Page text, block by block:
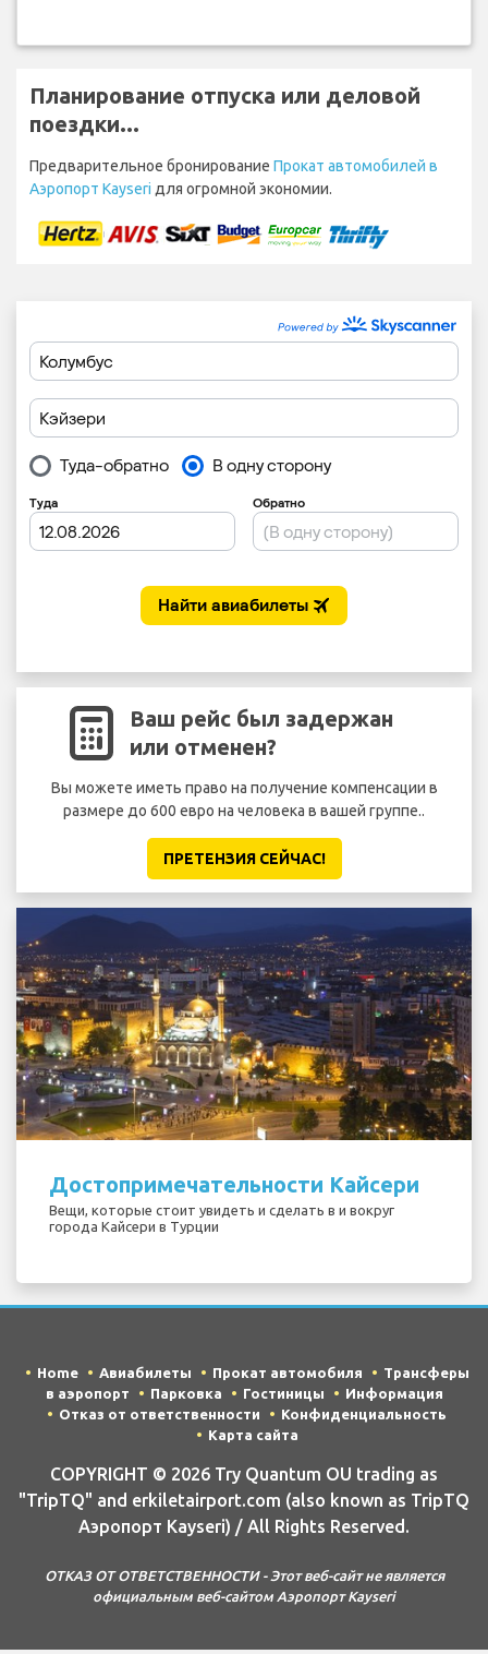
Планирование отпуска или деловой
поездки...
Предварительное бронирование Прокат автомобилей в
Аэропорт Kayseri для огромной экономии.
Ваш рейс был задержан
или отменен?
Вы можете иметь право на получение компенсации в
размере до 600 евро на человека в вашей группе..
ПРЕТЕНЗИЯ CЕЙЧАС!
Достопримечательности Кайсери
Вещи, которые стоит увидеть и сделать в и вокруг
города Кайсери в Турции
Home Авиабилеты Прокат автомобиля
Трансферы
в аэропорт
Парковка Гостиницы
Информация
Отказ от ответственности
Конфиденциальность
Карта сайта
COPYRIGHT © 2026 Try Quantum OU trading as
"TripTQ" and erkiletairport.com (also known as TripTQ
Аэропорт Kayseri) / All Rights Reserved.
ОТКАЗ ОТ ОТВЕТСТВЕННОСТИ - Этот веб-сайт не является
официальным веб-сайтом Аэропорт Kayseri